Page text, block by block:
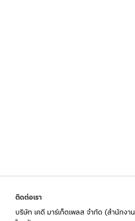
ติดต่อเรา
บริษัท เคดี มาร์เก็ตเพลส จำกัด (สำนักงาน